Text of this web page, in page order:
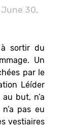
June 30,
sortir du
Un
par le
Léíder
but, n’a
pas eu
vestiaires